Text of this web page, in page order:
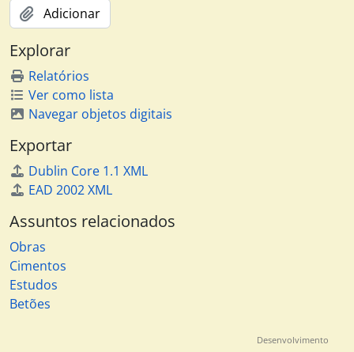
Adicionar
Explorar
Relatórios
Ver como lista
Navegar objetos digitais
Exportar
Dublin Core 1.1 XML
EAD 2002 XML
Assuntos relacionados
Obras
Cimentos
Estudos
Betões
Desenvolvimento